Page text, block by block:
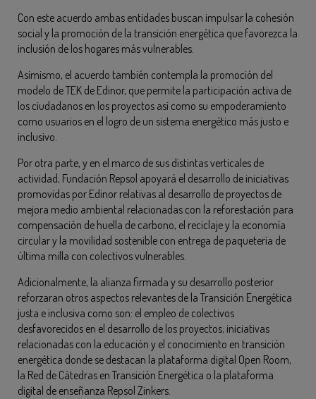
Con este acuerdo ambas entidades buscan impulsar la cohesión
social y la promoción de la transición energética que favorezca la
inclusión de los hogares más vulnerables.
Asimismo, el acuerdo también contempla la promoción del
modelo de TEK de Edinor, que permite la participación activa de
los ciudadanos en los proyectos así como su empoderamiento
como usuarios en el logro de un sistema energético más justo e
inclusivo.
Por otra parte, y en el marco de sus distintas verticales de
actividad, Fundación Repsol apoyará el desarrollo de iniciativas
promovidas por Edinor relativas al desarrollo de proyectos de
mejora medio ambiental relacionadas con la reforestación para
compensación de huella de carbono, el reciclaje y la economía
circular y la movilidad sostenible con entrega de paquetería de
última milla con colectivos vulnerables.
Adicionalmente, la alianza firmada y su desarrollo posterior
reforzaran otros aspectos relevantes de la Transición Energética
justa e inclusiva como son: el empleo de colectivos
desfavorecidos en el desarrollo de los proyectos; iniciativas
relacionadas con la educación y el conocimiento en transición
energética donde se destacan la plataforma digital Open Room,
la Red de Cátedras en Transición Energética o la plataforma
digital de enseñanza Repsol Zinkers.